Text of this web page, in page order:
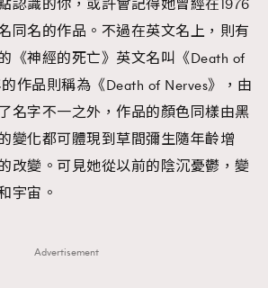
認識的你，或許會記得她曾經在1976
同名的作品。不過在英文名上，則有
《神經的死亡》英文名叫《Death of
作品則稱為《Death of Nerves》，由
名字不一之外，作品的顏色同樣由黑
變化都可體現到草間彌生隨年齡增
改變。可見她從以前的陰沉憂鬱，變
宇宙。
Advertisement